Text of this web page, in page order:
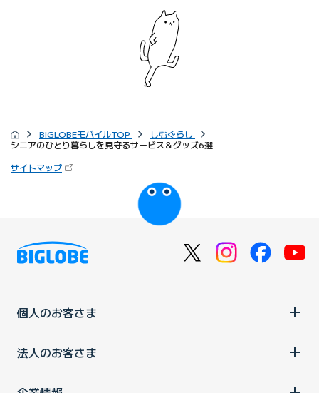
BIGLOBEモバイルTOP
しむぐらし
シニアのひとり暮らしを見守るサービス＆グッズ6選
サイトマップ
個人のお客さま
法人のお客さま